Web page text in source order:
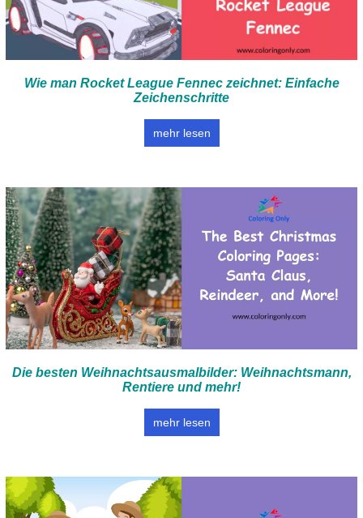
Wie man Rocket League Fennec zeichnet: Einfache
Zeichenschritte
mehr lesen
Die besten Weihnachtsausmalbilder: Weihnachtsmann,
Rentiere und mehr!
mehr lesen